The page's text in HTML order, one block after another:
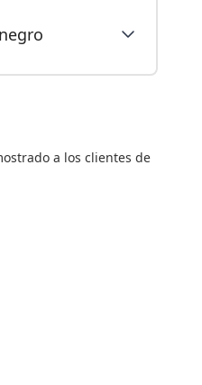
a los clientes de